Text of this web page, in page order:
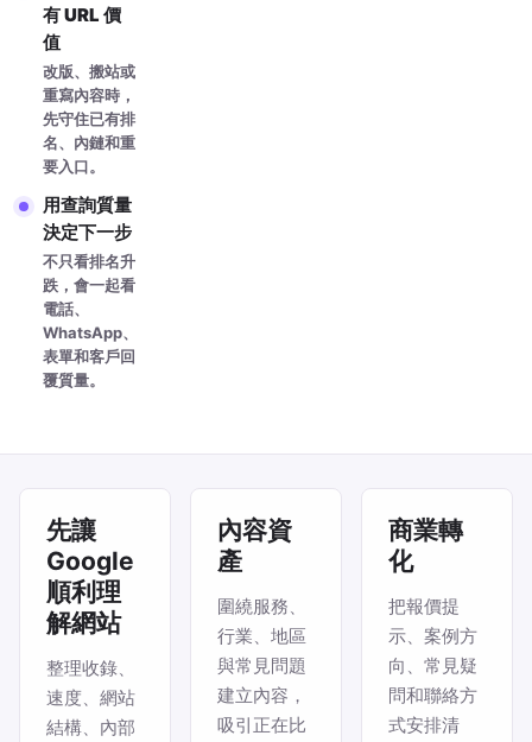
有 URL 價
值
改版、搬站或
重寫內容時，
先守住已有排
名、內鏈和重
要入口。
用查詢質量
決定下一步
不只看排名升
跌，會一起看
電話、
WhatsApp、
表單和客戶回
覆質量。
先讓
Google
順利理
解網站
整理收錄、
速度、網站
結構、內部
內容資
產
圍繞服務、
行業、地區
與常見問題
建立內容，
吸引正在比
商業轉
化
把報價提
示、案例方
向、常見疑
問和聯絡方
式安排清